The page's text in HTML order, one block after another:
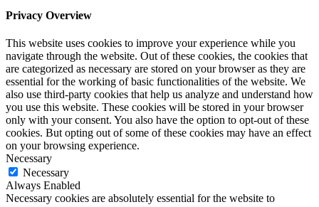
Privacy Overview
This website uses cookies to improve your experience while you
navigate through the website. Out of these cookies, the cookies that
are categorized as necessary are stored on your browser as they are
essential for the working of basic functionalities of the website. We
also use third-party cookies that help us analyze and understand how
you use this website. These cookies will be stored in your browser
only with your consent. You also have the option to opt-out of these
cookies. But opting out of some of these cookies may have an effect
on your browsing experience.
Necessary
Necessary
Always Enabled
Necessary cookies are absolutely essential for the website to